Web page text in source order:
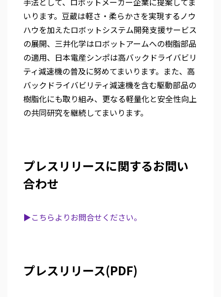
いります。豆蔵は軽さ・柔らかさを実現するノウ
ハウを加えたロボットシステム開発支援サービス
の展開、三井化学はロボットアームへの樹脂部品
の適用、日本電産シンポは高バックドライバビリ
ティ減速機の普及に努めてまいります。また、高
バックドライバビリティ減速機を含む駆動部品の
樹脂化にも取り組み、更なる軽量化と安全性向上
の共同研究を継続してまいります。
プレスリリースに関するお問い
合わせ
▶こちらよりお問合せください。
プレスリリース(PDF)